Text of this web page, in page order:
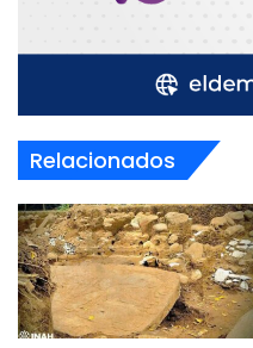
Relacionados